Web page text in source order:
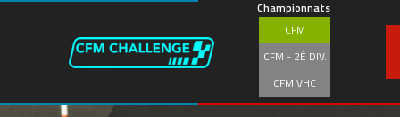
Aller
Championnats
CFM
CFM - 2È DIV.
CFM VHC